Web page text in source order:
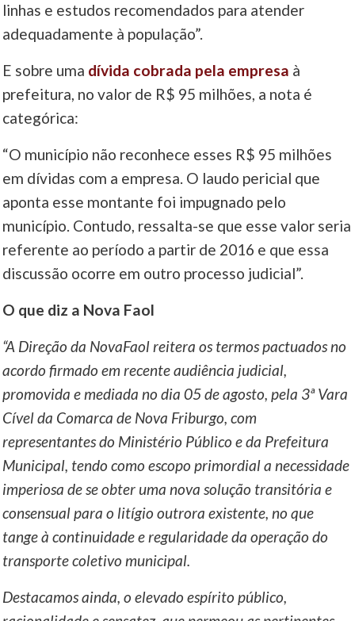
linhas e estudos recomendados para atender
adequadamente à população”.
E sobre uma dívida cobrada pela empresa à
prefeitura, no valor de R$ 95 milhões, a nota é
categórica:
“O município não reconhece esses R$ 95 milhões
em dívidas com a empresa. O laudo pericial que
aponta esse montante foi impugnado pelo
município. Contudo, ressalta-se que esse valor seria
referente ao período a partir de 2016 e que essa
discussão ocorre em outro processo judicial”.
O que diz a Nova Faol
“A Direção da NovaFaol reitera os termos pactuados no
acordo firmado em recente audiência judicial,
promovida e mediada no dia 05 de agosto, pela 3ª Vara
Cível da Comarca de Nova Friburgo, com
representantes do Ministério Público e da Prefeitura
Municipal, tendo como escopo primordial a necessidade
imperiosa de se obter uma nova solução transitória e
consensual para o litígio outrora existente, no que
tange à continuidade e regularidade da operação do
transporte coletivo municipal.
Destacamos ainda, o elevado espírito público,